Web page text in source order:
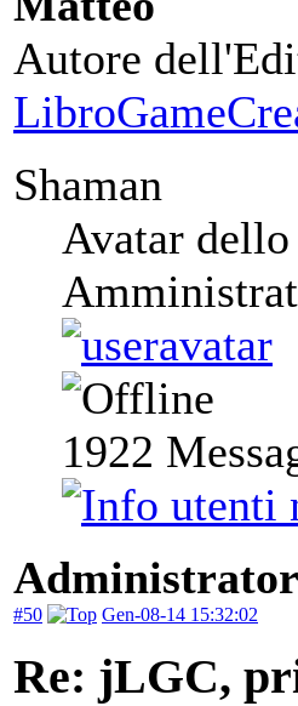
Autore
Shaman
Avatar
1922
#50 Gen-08-14 15:32:02
Re: jLGC,